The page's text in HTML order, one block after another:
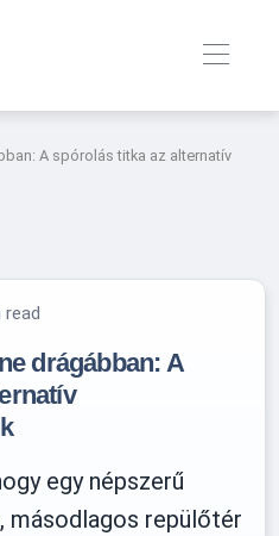
A spórolás titka az alternatív
read
drágábban: A
egy népszerű
másodlagos repülőtér